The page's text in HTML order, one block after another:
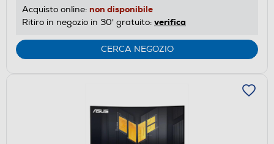
Acquisto online: non disponibile
Ritiro in negozio in 30' gratuito: verifica
CERCA NEGOZIO